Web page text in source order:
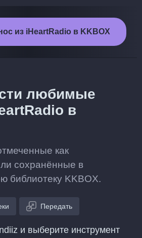
из iHeartRadio в KKBOX
любимые
в
как
сохранённые в
библиотеку KKBOX.
Передать
и выберите инструмент